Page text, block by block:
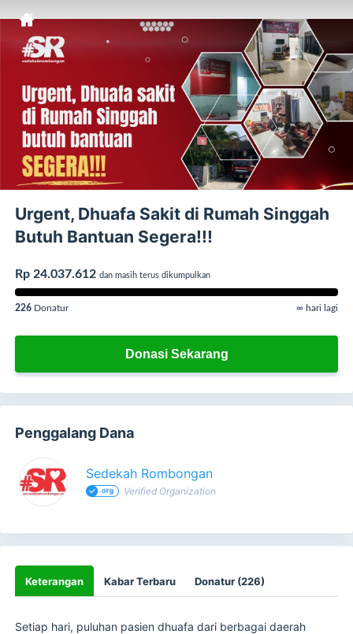
Urgent, Dhuafa Sakit di Rumah Singgah
Butuh Bantuan Segera!!!
Rp 24.037.612 dan masih terus dikumpulkan
226 Donatur ∞ hari lagi
Donasi Sekarang
Penggalang Dana
Sedekah Rombongan
Verified Organization
Keterangan Kabar Terbaru Donatur (226)
Setiap hari, puluhan pasien dhuafa dari berbagai daerah